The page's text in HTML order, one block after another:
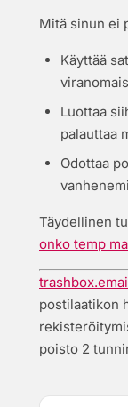
Mitä sinun ei
Käyttää
Luottaa
palauttaa
Odottaa
Täydellinen
onko temp
postilaatikon
poisto 2